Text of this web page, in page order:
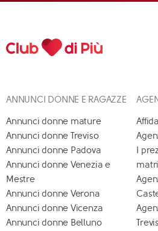
ANNUNCI DONNE E RAGAZZE
Annunci donne mature
Annunci donne Treviso
Annunci donne Padova
Annunci donne Venezia e
Mestre
Annunci donne Verona
Annunci donne Vicenza
Annunci donne Belluno
I